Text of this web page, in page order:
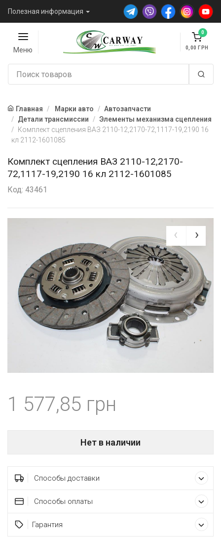
Полезная информация
Меню
0
0,00
Главная Марки авто
Автозапчасти
Детали трансмиссии
Элементы механизма сцепления
Комплект сцепления ВАЗ 2110-12,2170-72,1117-19,2190 16
кл 2112-1601085
Комплект сцепления ВАЗ 2110-12,2170-
72,1117-19,2190 16 кл 2112-1601085
Код: 43461
1 577,85
Нет в наличии
Способы доставки
Способы оплаты
Гарантия